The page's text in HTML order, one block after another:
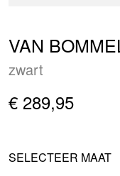
VAN
zwart
€ 289,95
SELECTEER MAAT